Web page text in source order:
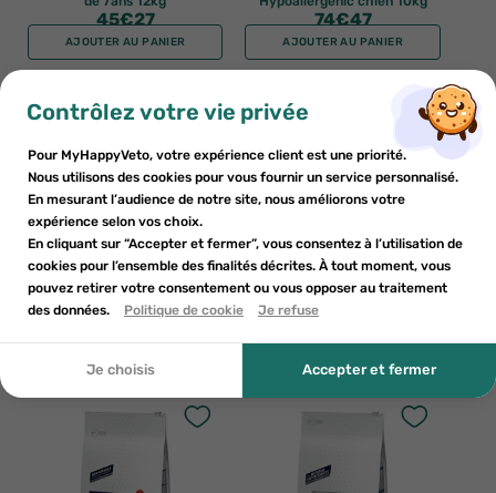
45€27
AJOUTER AU PANIER
74€47
AJOUTER AU PANIER
ADVANTAGE
Advance Renal croquettes 12kg
57€89
AJOUTER AU PANIER
ADVANTAGE
Advance Veterinary diets
13€52
AJOUTER AU PANIER
Ajouter à la liste de souhaits ×
add_circle_outline Créer une nouvelle liste
×
((confirmMessage))
((cancelText)) ((modalDeleteText))
Créer une liste de souhaits ×
Nom de la liste de souhaits
Annuler Créer une liste de souhaits
S'inscrire ×
Vous devez être connecté pour enregistrer des produits dans
votre liste de souhaits.
S'inscrire
Contrôlez votre vie privée
Pour MyHappyVeto, votre expérience client est une priorité.
Nous utilisons des cookies pour vous fournir un service personnalisé.
En mesurant l’audience de notre site, nous améliorons votre
expérience selon vos choix.
En cliquant sur “Accepter et fermer”, vous consentez à l’utilisation de
cookies pour l’ensemble des finalités décrites. À tout moment, vous
pouvez retirer votre consentement ou vous opposer au traitement
des données.
Politique de cookie Je refuse
Je choisis Accepter et fermer